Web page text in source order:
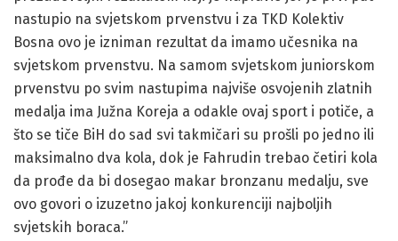
nastupio na svjetskom prvenstvu i za TKD Kolektiv
Bosna ovo je izniman rezultat da imamo učesnika na
svjetskom prvenstvu. Na samom svjetskom juniorskom
prvenstvu po svim nastupima najviše osvojenih zlatnih
medalja ima Južna Koreja a odakle ovaj sport i potiče, a
što se tiče BiH do sad svi takmičari su prošli po jedno ili
maksimalno dva kola, dok je Fahrudin trebao četiri kola
da prođe da bi dosegao makar bronzanu medalju, sve
ovo govori o izuzetno jakoj konkurenciji najboljih
svjetskih boraca.”